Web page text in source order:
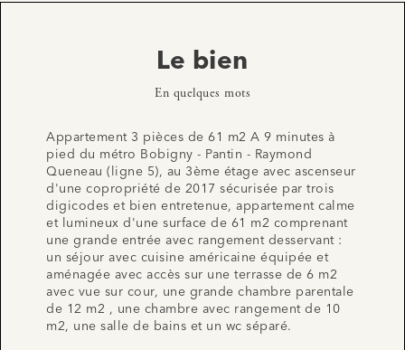
Le bien
En quelques mots
Appartement 3 pièces de 61 m2 A 9 minutes à
pied du métro Bobigny - Pantin - Raymond
Queneau (ligne 5), au 3ème étage avec ascenseur
d'une copropriété de 2017 sécurisée par trois
digicodes et bien entretenue, appartement calme
et lumineux d'une surface de 61 m2 comprenant
une grande entrée avec rangement desservant :
un séjour avec cuisine américaine équipée et
aménagée avec accès sur une terrasse de 6 m2
avec vue sur cour, une grande chambre parentale
de 12 m2 , une chambre avec rangement de 10
m2, une salle de bains et un wc séparé.